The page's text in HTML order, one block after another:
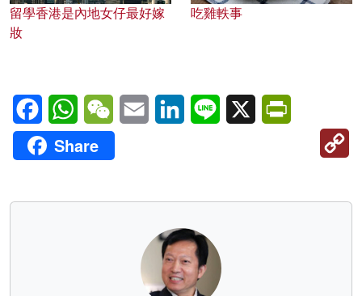
留學香港是內地女仔最好嫁
妝
吃雞軼事
FacebookWhatsAppWeChatEmail LinkedInLine X
Share